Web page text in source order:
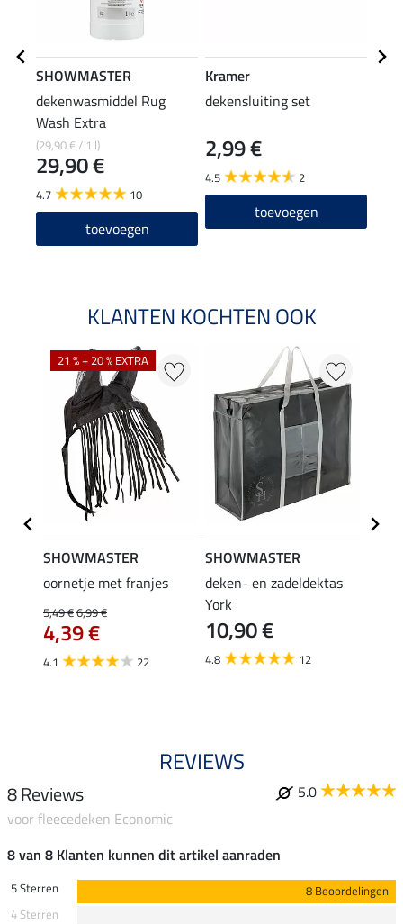
SHOWMASTER
dekenwasmiddel Rug
Wash Extra
(29,90 € / 1 l)
29,90 €
4.7 10
toevoegen
Kramer
dekensluiting set
2,99 €
4.5 2
toevoegen
KLANTEN KOCHTEN OOK
21 % + 20 % EXTRA
SHOWMASTER
oornetje met franjes
5,49 €6,99 €
4,39 €
4.1 22
SHOWMASTER
deken- en zadeldektas
York
10,90 €
4.8 12
REVIEWS
8 Reviews
5.0
voor fleecedeken Economic
8 van 8 Klanten kunnen dit artikel aanraden
5 Sterren
8 Beoordelingen
4 Sterren